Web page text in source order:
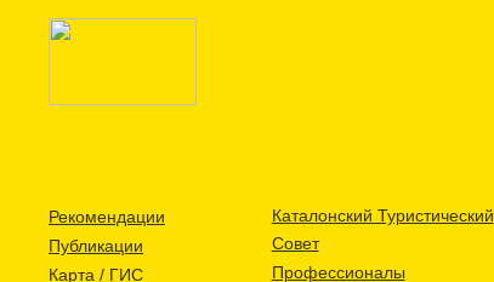
Рекомендации
Публикации
Карта / ГИС
Каталонский Туристический
Совет
Профессионалы